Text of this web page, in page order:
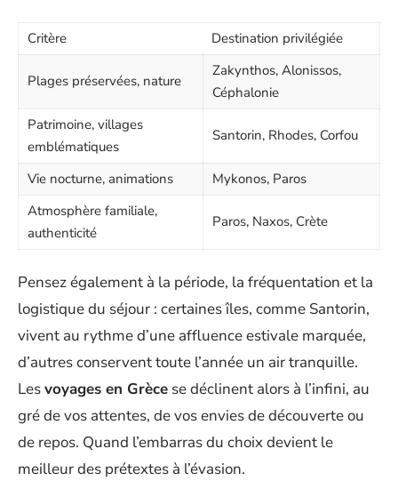
Critère Destination privilégiée
Plages préservées, nature
Zakynthos, Alonissos,
Céphalonie
Patrimoine, villages
emblématiques
Santorin, Rhodes, Corfou
Vie nocturne, animations
Mykonos, Paros
Atmosphère familiale,
authenticité
Paros, Naxos, Crète
Pensez également à la période, la fréquentation et la
logistique du séjour : certaines îles, comme Santorin,
vivent au rythme d’une affluence estivale marquée,
d’autres conservent toute l’année un air tranquille.
Lesvoyages en Grèce se déclinent alors à l’infini, au
gré de vos attentes, de vos envies de découverte ou
de repos. Quand l’embarras du choix devient le
meilleur des prétextes à l’évasion.